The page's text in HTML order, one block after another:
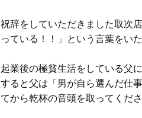
祝辞をしていただきました取次
っている！！」という言葉をい
起業後の極貧生活をしている父
すると父は「男が自ら選んだ仕
てから乾杯の音頭を取ってくださ